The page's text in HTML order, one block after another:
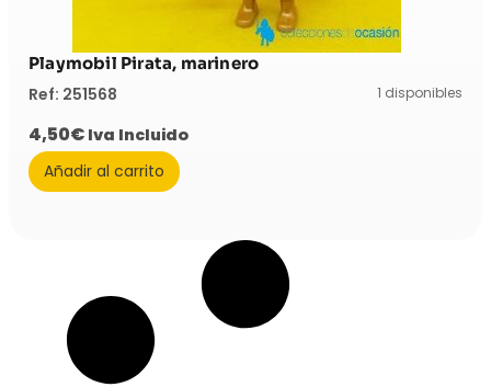
Playmobil Pirata, marinero
Ref: 251568 1 disponibles
4,50€ Iva Incluido
Añadir al carrito